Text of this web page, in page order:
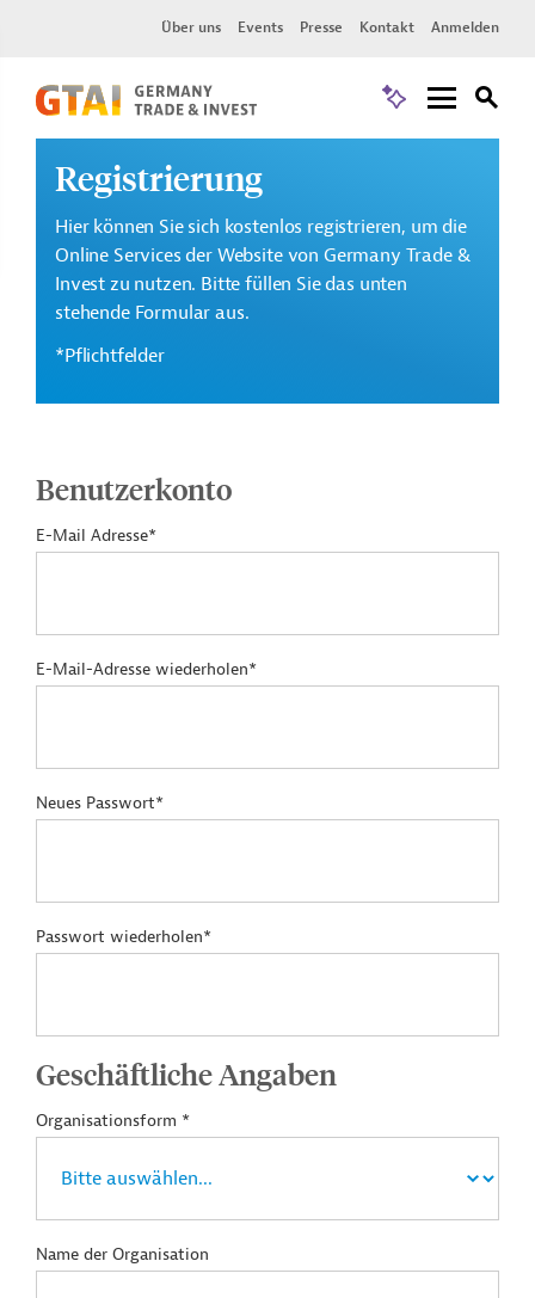
Über uns Events Presse Kontakt Anmelden
Registrierung
Hier können Sie sich kostenlos registrieren, um die
Online Services der Website von Germany Trade &
Invest zu nutzen. Bitte füllen Sie das unten
stehende Formular aus.
*Pflichtfelder
Benutzerkonto
E-Mail Adresse*
E-Mail-Adresse wiederholen*
Neues Passwort*
Passwort wiederholen*
Geschäftliche Angaben
Organisationsform *
Name der Organisation